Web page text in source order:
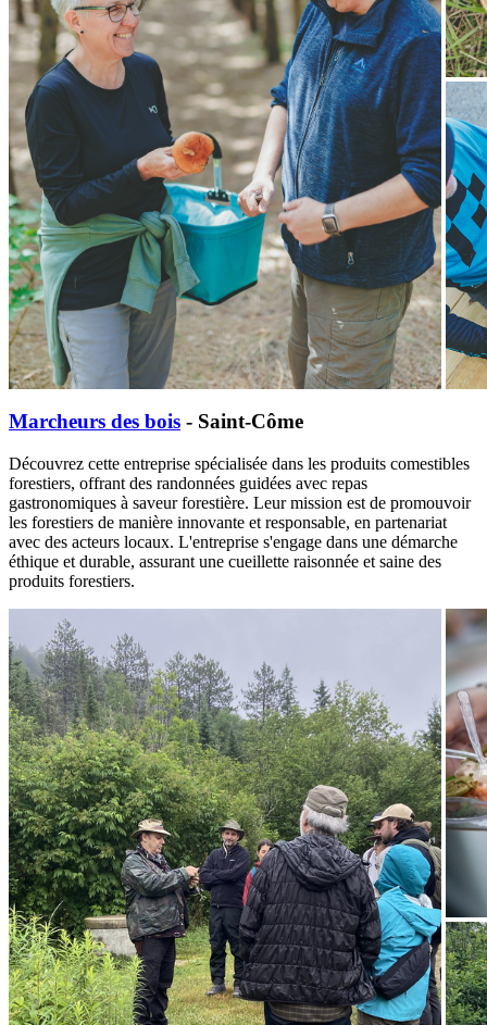
Marcheurs des bois - Saint-Côme
Découvrez cette entreprise spécialisée dans les produits comestibles
forestiers, offrant des randonnées guidées avec repas
gastronomiques à saveur forestière. Leur mission est de promouvoir
les forestiers de manière innovante et responsable, en partenariat
avec des acteurs locaux. L'entreprise s'engage dans une démarche
éthique et durable, assurant une cueillette raisonnée et saine des
produits forestiers.